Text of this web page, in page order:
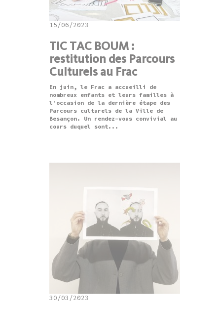
15/06/2023
TIC TAC BOUM :
restitution des Parcours
Culturels au Frac
En juin, le Frac a accueilli de
nombreux enfants et leurs familles à
l'occasion de la dernière étape des
Parcours culturels de la Ville de
Besançon. Un rendez-vous convivial au
cours duquel sont...
30/03/2023